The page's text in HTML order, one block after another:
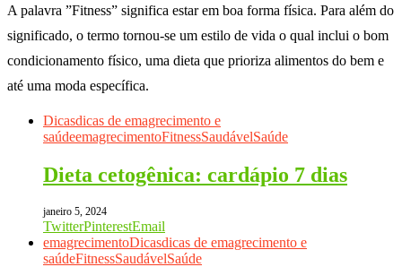
A palavra ”Fitness” significa estar em boa forma física. Para além do
significado, o termo tornou-se um estilo de vida o qual inclui o bom
condicionamento físico, uma dieta que prioriza alimentos do bem e
até uma moda específica.
Dicasdicas de emagrecimento e
saúdeemagrecimentoFitnessSaudávelSaúde
Dieta cetogênica: cardápio 7 dias
janeiro 5, 2024
TwitterPinterestEmail
emagrecimentoDicasdicas de emagrecimento e
saúdeFitnessSaudávelSaúde